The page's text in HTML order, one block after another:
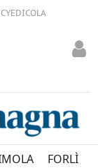
EDICOLA
FORLÌ